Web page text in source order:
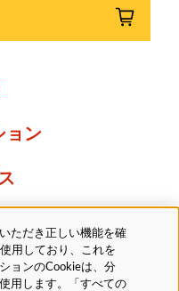
ョン
て
ただき正しい機能を確
用しており、これを
ョンのCookieは、分
用します。「すべての